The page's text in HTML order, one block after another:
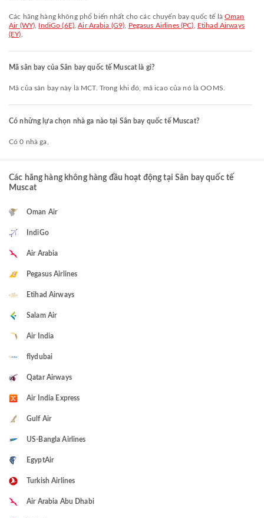
Các hãng hàng không phổ biến nhất cho các chuyến bay quốc tế là Oman
Air (WY) IndiGo (6E),Air Arabia (G9) Pegasus Airlines (PC)
Etihad Airways
(EY)
Mã sân bay của Sân bay quốc tế Muscat là gì?
Mã của sân bay này là MCT. Trong khi đó, mã icao của nó là OOMS.
Có những lựa chọn nhà ga nào tại Sân bay quốc tế Muscat?
Có 0 nhà ga,
Các hãng hàng không hàng đầu hoạt động tại Sân bay quốc tế
Muscat
Oman Air
IndiGo
Air Arabia
Pegasus Airlines
Etihad Airways
Salam Air
Air India
flydubai
Qatar Airways
Air India Express
Gulf Air
US-Bangla Airlines
EgyptAir
Turkish Airlines
Air Arabia Abu Dhabi